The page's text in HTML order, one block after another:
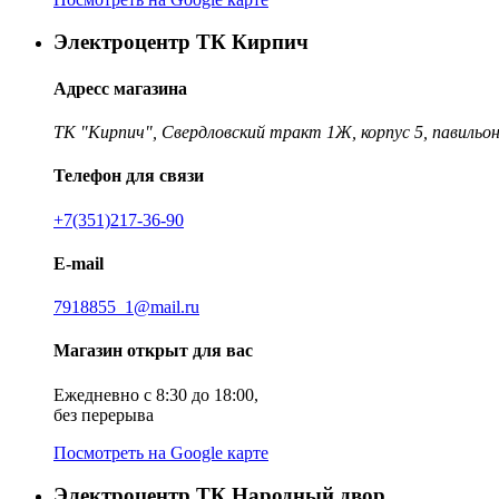
Электроцентр ТК Кирпич
Адресс магазина
ТК "Кирпич", Свердловский тракт 1Ж, корпус 5,
Телефон для связи
+7(351)217-36-90
E-mail
7918855_1@mail.ru
Магазин открыт для вас
Ежедневно с 8:30 до 18:00,
без перерыва
Посмотреть на Google карте